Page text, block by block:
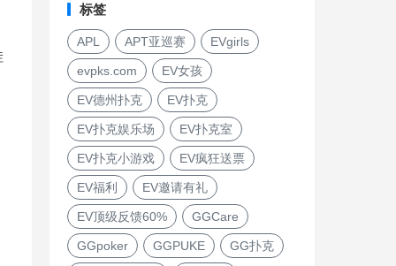
标签
APL APT亚巡赛 EVgirls
evpks.com EV女孩
EV德州扑克 EV扑克
EV扑克娱乐场 EV扑克室
EV扑克小游戏 EV疯狂送票
EV福利 EV邀请有礼
EV顶级反馈60% GGCare
GGpoker GGPUKE GG扑克